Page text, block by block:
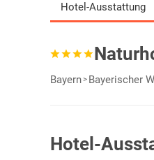
Hotel-Ausstattung
Bayern Bayerischer
Hotel-